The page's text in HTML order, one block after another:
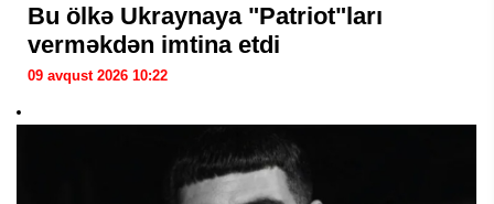
Bu ölkə Ukraynaya "Patriot"ları
verməkdən imtina etdi
09 avqust 2026 10:22